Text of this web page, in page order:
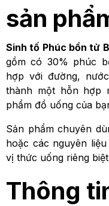
sản
Sinh tố Phúc bồn tử
gồm có 30% phúc
hợp với đường,
thành một hỗn hợp
phẩm đồ uống của
Sản phẩm chuyên
hoặc các nguyên
vị thức uống riêng
Thông